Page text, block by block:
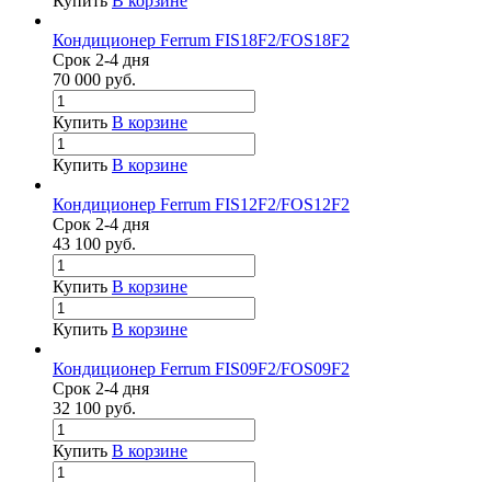
Кондиционер Ferrum FIS18F2/FOS18F2
Срок 2-4 дня
70 000 руб.
Купить В корзине
Купить В корзине
Кондиционер Ferrum FIS12F2/FOS12F2
Срок 2-4 дня
43 100 руб.
Купить В корзине
Купить В корзине
Кондиционер Ferrum FIS09F2/FOS09F2
Срок 2-4 дня
32 100 руб.
Купить В корзине